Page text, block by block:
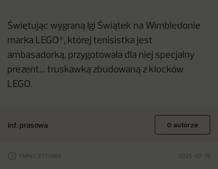
Świętując wygraną Igi Świątek na Wimbledonie
marka LEGO®, której tenisistka jest
ambasadorką, przygotowała dla niej specjalny
prezent... truskawką zbudowaną z klocków
LEGO.
inf. prasowa O autorze
1 MIN CZYTANIA 2025-07-15